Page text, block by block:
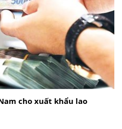
cho xuất khẩu lao